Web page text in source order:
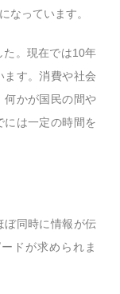
なっています。
た。現在では10年
ます。消費や社会
何かが国民の間や
には一定の時間を
ぼ同時に情報が伝
ドが求められま